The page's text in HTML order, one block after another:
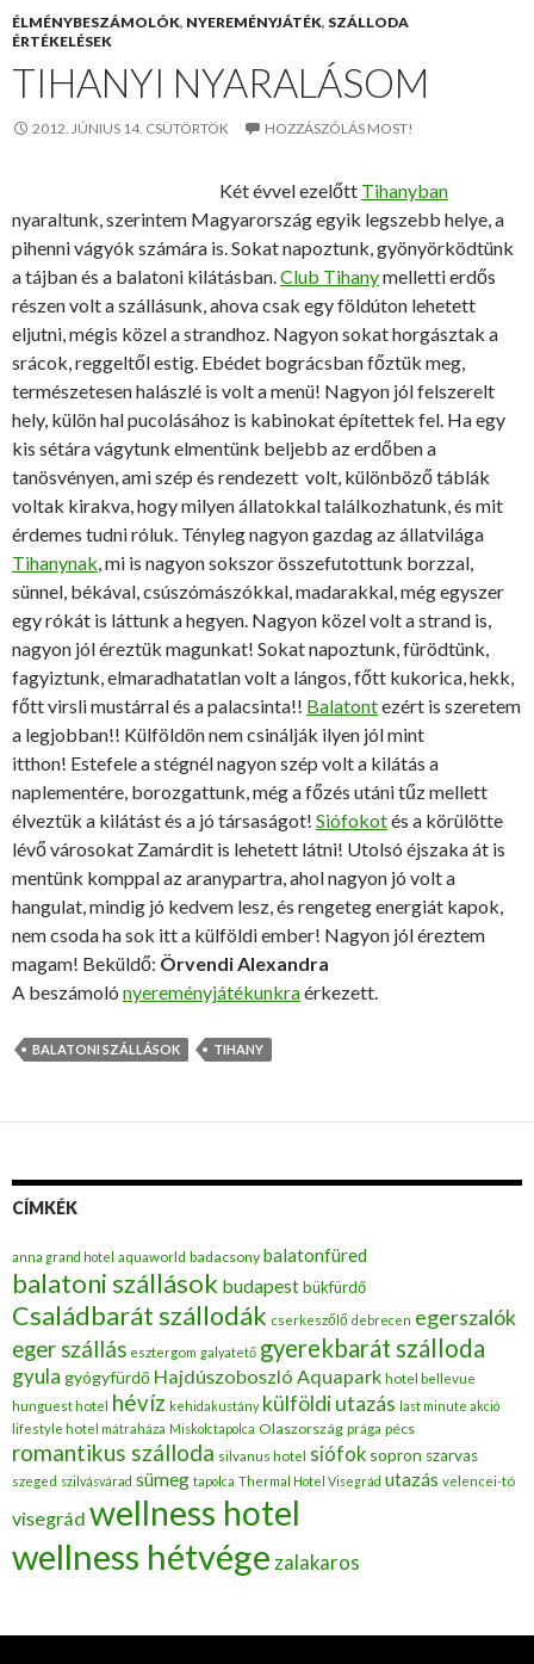
ÉLMÉNYBESZÁMOLÓK, NYEREMÉNYJÁTÉK, SZÁLLODA
ÉRTÉKELÉSEK
TIHANYI NYARALÁSOM
2012. JÚNIUS 14. CSÜTÖRTÖK HOZZÁSZÓLÁS MOST!
Két évvel ezelőtt Tihanyban
nyaraltunk, szerintem Magyarország egyik legszebb helye, a
pihenni vágyók számára is. Sokat napoztunk, gyönyörködtünk
a tájban és a balatoni kilátásban.Club Tihanymelletti erdős
részen volt a szállásunk, ahova csak egy földúton lehetett
eljutni, mégis közel a strandhoz. Nagyon sokat horgásztak a
srácok, reggeltől estig. Ebédet bográcsban főztük meg,
természetesen halászlé is volt a menü! Nagyon jól felszerelt
hely, külön hal pucolásához is kabinokat építettek fel. Ha egy
kis sétára vágytunk elmentünk beljebb az erdőben a
tanösvényen, ami szép és rendezett volt, különböző táblák
voltak kirakva, hogy milyen állatokkal találkozhatunk, és mit
érdemes tudni róluk. Tényleg nagyon gazdag az állatvilága
Tihanynak, mi is nagyon sokszor összefutottunk borzzal,
sünnel, békával, csúszómászókkal, madarakkal, még egyszer
egy rókát is láttunk a hegyen. Nagyon közel volt a strand is,
nagyon jól éreztük magunkat! Sokat napoztunk, fürödtünk,
fagyiztunk, elmaradhatatlan volt a lángos, főtt kukorica, hekk,
főtt virsli mustárral és a palacsinta!! Balatontezért is szeretem
a legjobban!! Külföldön nem csinálják ilyen jól mint
itthon! Estefele a stégnél nagyon szép volt a kilátás a
naplementére, borozgattunk, még a főzés utáni tűz mellett
élveztük a kilátást és a jó társaságot! Siófokotés a körülötte
lévő városokat Zamárdit is lehetett látni! Utolsó éjszaka át is
mentünk komppal az aranypartra, ahol nagyon jó volt a
hangulat, mindig jó kedvem lesz, és rengeteg energiát kapok,
nem csoda ha sok itt a külföldi ember! Nagyon jól éreztem
magam! Beküldő: Örvendi Alexandra
A beszámoló nyereményjátékunkraérkezett.
BALATONI SZÁLLÁSOK TIHANY
CÍMKÉK
anna grand hotel aquaworld badacsony balatonfüred
balatoni szállások budapestbükfürdő
Családbarát szállodák cserkeszőlő debrecen egerszalók
eger szállás esztergom galyatető gyerekbarát szálloda
gyula gyógyfürdő Hajdúszoboszló Aquapark hotel bellevue
hunguest hotel hévíz kehidakustány külföldi utazás last minute akció
lifestyle hotel mátraháza Miskolctapolca Olaszország prága pécs
romantikus szálloda silvanus hotel siófok sopron szarvas
szeged szilvásvárad sümeg tapolca Thermal Hotel Visegrád utazás velencei-tó
visegrád wellness hotel
wellness hétvége zalakaros